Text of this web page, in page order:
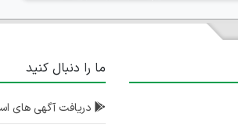
ما را دنبال کنید
دریافت آگهی های